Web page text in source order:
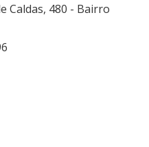
Caldas, 480 - Bairro